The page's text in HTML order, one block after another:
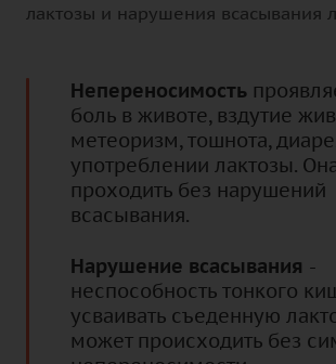
лактозы и нарушения всасывания
Непереносимость
боль в животе, вздутие
метеоризм, тошнота,
употреблении лактозы.
проходить без нарушений
всасывания.
Нарушение всасывания -
неспособность тонкого
усваивать съеденную
может происходить без